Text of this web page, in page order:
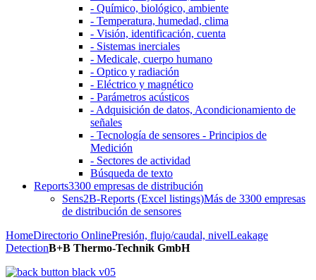
- Químico, biológico, ambiente
- Temperatura, humedad, clima
- Visión, identificación, cuenta
- Sistemas inerciales
- Medicale, cuerpo humano
- Optico y radiación
- Eléctrico y magnético
- Parámetros acústicos
- Adquisición de datos, Acondicionamiento de
señales
- Tecnología de sensores - Principios de
Medición
- Sectores de actividad
Búsqueda de texto
Reports3300 empresas de distribución
Sens2B-Reports (Excel listings)Más de 3300 empresas
de distribución de sensores
HomeDirectorio OnlinePresión, flujo/caudal, nivelLeakage
DetectionB+B Thermo-Technik GmbH